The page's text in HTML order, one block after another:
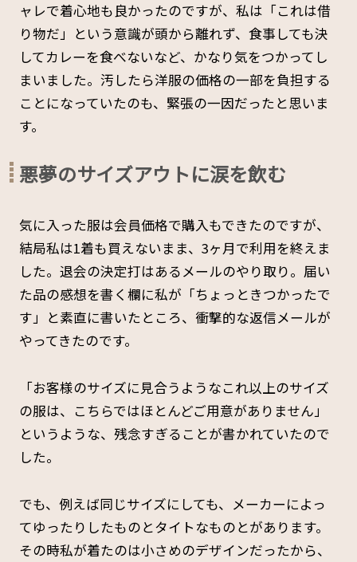
ャレで着心地も良かったのですが、私は「これは借
り物だ」という意識が頭から離れず、食事しても決
してカレーを食べないなど、かなり気をつかってし
まいました。汚したら洋服の価格の一部を負担する
ことになっていたのも、緊張の一因だったと思いま
す。
悪夢のサイズアウトに涙を飲む
気に入った服は会員価格で購入もできたのですが、
結局私は1着も買えないまま、3ヶ月で利用を終えま
した。退会の決定打はあるメールのやり取り。届い
た品の感想を書く欄に私が「ちょっときつかったで
す」と素直に書いたところ、衝撃的な返信メールが
やってきたのです。
「お客様のサイズに見合うようなこれ以上のサイズ
の服は、こちらではほとんどご用意がありません」
というような、残念すぎることが書かれていたので
した。
でも、例えば同じサイズにしても、メーカーによっ
てゆったりしたものとタイトなものとがあります。
その時私が着たのは小さめのデザインだったから、